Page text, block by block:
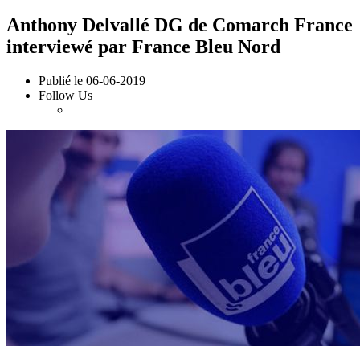
Anthony Delvallé DG de Comarch France
interviewé par France Bleu Nord
Publié le 06-06-2019
Follow Us